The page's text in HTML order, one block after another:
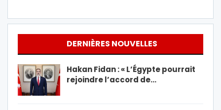
DERNIÈRES NOUVELLES
Hakan Fidan : « L’Égypte pourrait
rejoindre l’accord de…